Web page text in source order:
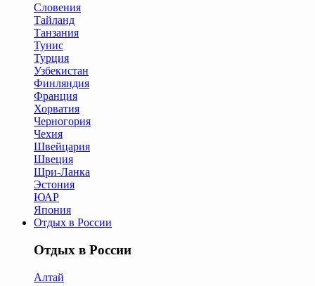
Словения
Тайланд
Танзания
Тунис
Турция
Узбекистан
Финляндия
Франция
Хорватия
Черногория
Чехия
Швейцария
Швеция
Шри-Ланка
Эстония
ЮАР
Япония
Отдых в России
Отдых в России
Алтай